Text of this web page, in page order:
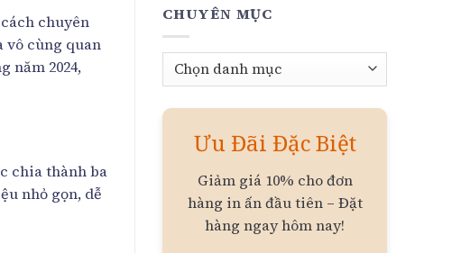
chuyên
vô cùng quan
năm 2024,
chia thành ba
nhỏ gọn, dễ
CHUYÊN MỤC
Chuyên
mục
Ưu Đãi Đặc Biệt
Giảm giá 10% cho đơn
hàng in ấn đầu tiên – Đặt
hàng ngay hôm nay!